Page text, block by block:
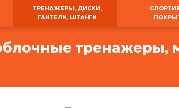
ТРЕНАЖЕРЫ, ДИСКИ,
ГАНТЕЛИ, ШТАНГИ
тренажеры,